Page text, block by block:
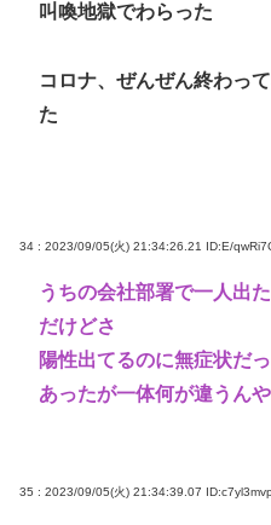
叫喚地獄でわらった
コロナ、ぜんぜん終わっ
た
34 : 2023/09/05(火) 21:34:26.21 ID:E/
うちの会社部署で一人出
だけどさ
陽性出てるのに無症状だ
あったが一体何が違うん
35 : 2023/09/05(火) 21:34:39.07